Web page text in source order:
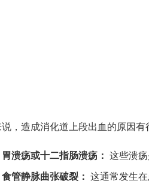
，造成消化道上段出血的原因有
胃溃疡或十二指肠溃疡： 这些溃
食管静脉曲张破裂： 这通常发生